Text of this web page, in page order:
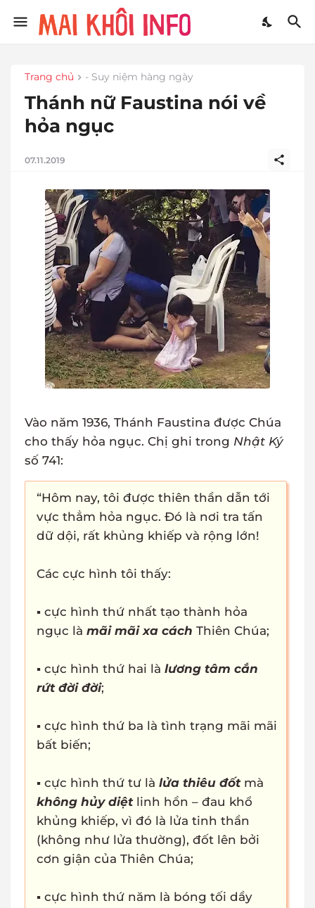
Trang chủ - Suy niệm hàng ngày
Thánh nữ Faustina nói về
hỏa ngục
07.11.2019
Vào năm 1936, Thánh Faustina được Chúa
cho thấy hỏa ngục. Chị ghi trong Nhật Ký
số 741:
“Hôm nay, tôi được thiên thần dẫn tới
vực thẳm hỏa ngục. Đó là nơi tra tấn
dữ dội, rất khủng khiếp và rộng lớn!
Các cực hình tôi thấy:
▪ cực hình thứ nhất tạo thành hỏa
ngục là mãi mãi xa cách Thiên Chúa;
▪ cực hình thứ hai là lương tâm cắn
rứt đời đời;
▪ cực hình thứ ba là tình trạng mãi mãi
bất biến;
▪ cực hình thứ tư là lửa thiêu đốtmà
không hủy diệtlinh hồn – đau khổ
khủng khiếp, vì đó là lửa tinh thần
(không như lửa thường), đốt lên bởi
cơn giận của Thiên Chúa;
▪ cực hình thứ năm là bóng tối dầy